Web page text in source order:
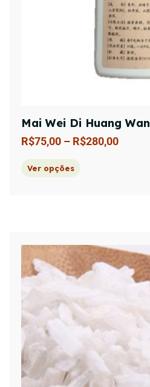
Mai Wei Di Huang Wan
R$75,00 – R$280,00
Ver opções